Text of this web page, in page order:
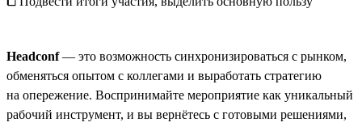
Headсonf— это возможность синхронизироваться с рынком,
обменяться опытом с коллегами и выработать стратегию
на опережение. Воспринимайте мероприятие как уникальный
рабочий инструмент, и вы вернётесь с готовыми решениями,